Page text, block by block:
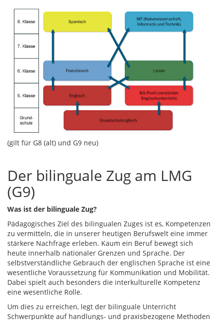
(gilt für G8 (alt) und G9 neu)
Der bilinguale Zug am LMG
(G9)
Was ist der bilinguale Zug?
Pädagogisches Ziel des bilingualen Zuges ist es, Kompetenzen
zu vermitteln, die in unserer heutigen Berufswelt eine immer
stärkere Nachfrage erleben. Kaum ein Beruf bewegt sich
heute innerhalb nationaler Grenzen und Sprache. Der
selbstverständliche Gebrauch der englischen Sprache ist eine
wesentliche Voraussetzung für Kommunikation und Mobilität.
Dabei spielt auch besonders die interkulturelle Kompetenz
eine wesentliche Rolle.
Um dies zu erreichen, legt der bilinguale Unterricht
Schwerpunkte auf handlungs- und praxisbezogene Methoden